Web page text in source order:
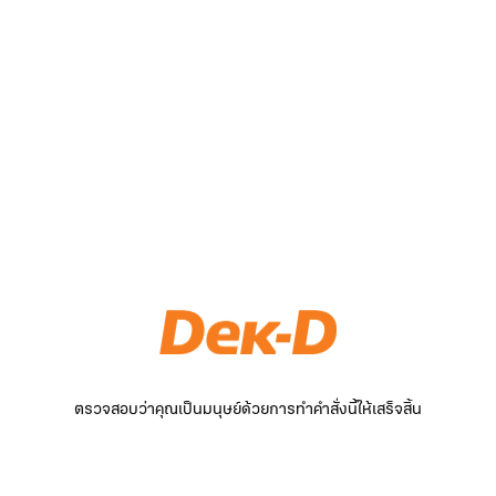
ตรวจสอบว่าคุณเป็นมนุษย์ด้วยการทำคำสั่งนี้ให้เสร็จสิ้น